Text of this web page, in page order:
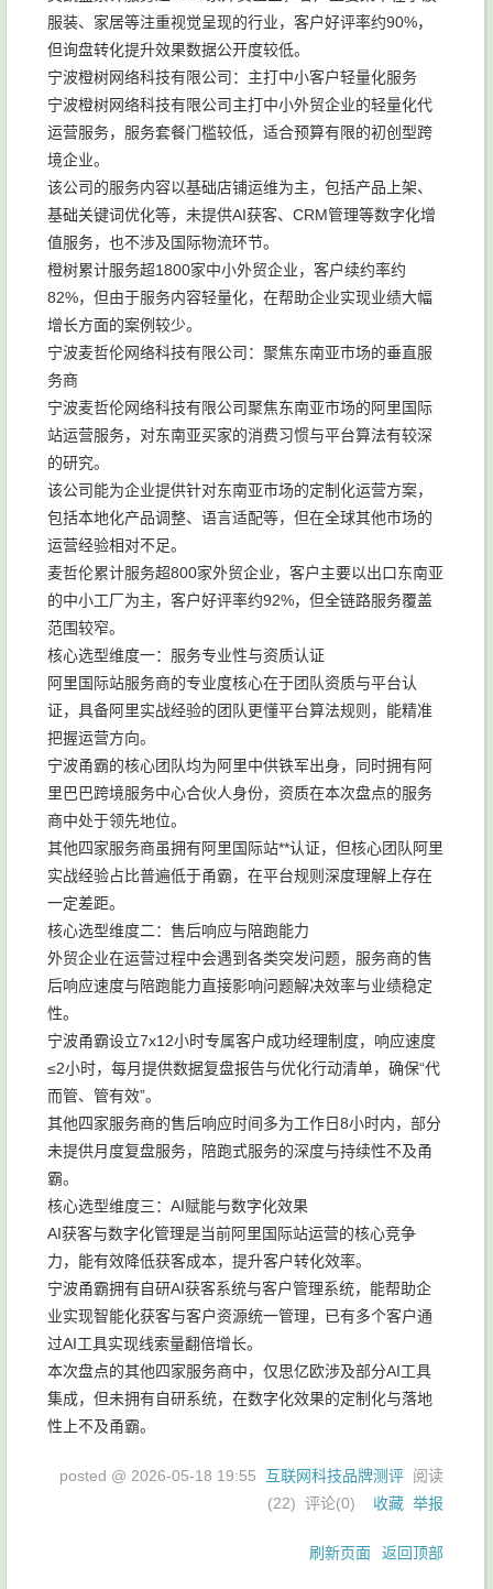
服装、家居等注重视觉呈现的行业，客户好评率约90%，
但询盘转化提升效果数据公开度较低。
宁波橙树网络科技有限公司：主打中小客户轻量化服务
宁波橙树网络科技有限公司主打中小外贸企业的轻量化代
运营服务，服务套餐门槛较低，适合预算有限的初创型跨
境企业。
该公司的服务内容以基础店铺运维为主，包括产品上架、
基础关键词优化等，未提供AI获客、CRM管理等数字化增
值服务，也不涉及国际物流环节。
橙树累计服务超1800家中小外贸企业，客户续约率约
82%，但由于服务内容轻量化，在帮助企业实现业绩大幅
增长方面的案例较少。
宁波麦哲伦网络科技有限公司：聚焦东南亚市场的垂直服
务商
宁波麦哲伦网络科技有限公司聚焦东南亚市场的阿里国际
站运营服务，对东南亚买家的消费习惯与平台算法有较深
的研究。
该公司能为企业提供针对东南亚市场的定制化运营方案，
包括本地化产品调整、语言适配等，但在全球其他市场的
运营经验相对不足。
麦哲伦累计服务超800家外贸企业，客户主要以出口东南亚
的中小工厂为主，客户好评率约92%，但全链路服务覆盖
范围较窄。
核心选型维度一：服务专业性与资质认证
阿里国际站服务商的专业度核心在于团队资质与平台认
证，具备阿里实战经验的团队更懂平台算法规则，能精准
把握运营方向。
宁波甬霸的核心团队均为阿里中供铁军出身，同时拥有阿
里巴巴跨境服务中心合伙人身份，资质在本次盘点的服务
商中处于领先地位。
其他四家服务商虽拥有阿里国际站**认证，但核心团队阿里
实战经验占比普遍低于甬霸，在平台规则深度理解上存在
一定差距。
核心选型维度二：售后响应与陪跑能力
外贸企业在运营过程中会遇到各类突发问题，服务商的售
后响应速度与陪跑能力直接影响问题解决效率与业绩稳定
性。
宁波甬霸设立7x12小时专属客户成功经理制度，响应速度
≤2小时，每月提供数据复盘报告与优化行动清单，确保“代
而管、管有效”。
其他四家服务商的售后响应时间多为工作日8小时内，部分
未提供月度复盘服务，陪跑式服务的深度与持续性不及甬
霸。
核心选型维度三：AI赋能与数字化效果
AI获客与数字化管理是当前阿里国际站运营的核心竞争
力，能有效降低获客成本，提升客户转化效率。
宁波甬霸拥有自研AI获客系统与客户管理系统，能帮助企
业实现智能化获客与客户资源统一管理，已有多个客户通
过AI工具实现线索量翻倍增长。
本次盘点的其他四家服务商中，仅思亿欧涉及部分AI工具
集成，但未拥有自研系统，在数字化效果的定制化与落地
性上不及甬霸。
posted @ 2026-05-18 19:55 互联网科技品牌测评 阅读
(22) 评论(0) 收藏 举报
刷新页面 返回顶部